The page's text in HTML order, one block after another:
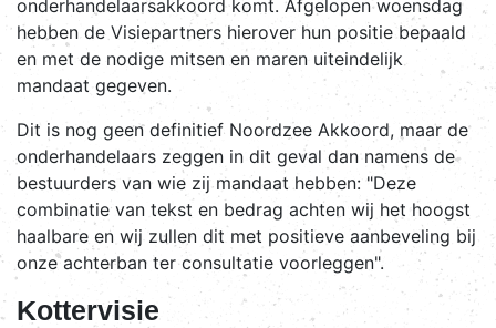
onderhandelaarsakkoord komt. Afgelopen woensdag
hebben de Visiepartners hierover hun positie bepaald
en met de nodige mitsen en maren uiteindelijk
mandaat gegeven.
Dit is nog geen definitief Noordzee Akkoord, maar de
onderhandelaars zeggen in dit geval dan namens de
bestuurders van wie zij mandaat hebben: "Deze
combinatie van tekst en bedrag achten wij het hoogst
haalbare en wij zullen dit met positieve aanbeveling bij
onze achterban ter consultatie voorleggen".
Kottervisie